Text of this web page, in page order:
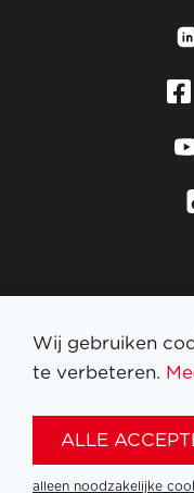
Wij gebruiken
te verbeteren.
ALLE
alleen noodzakelijke